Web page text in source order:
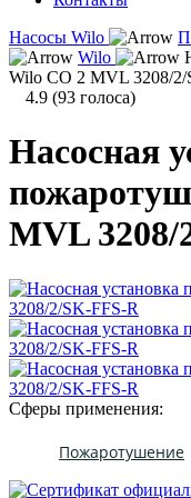
Насосы Wilo
Wilo
Wilo CO 2 MVL 3208/2/
4.9 (93 голоса)
Насосная
MVL 3208/
Сферы применения:
Пожаротушение